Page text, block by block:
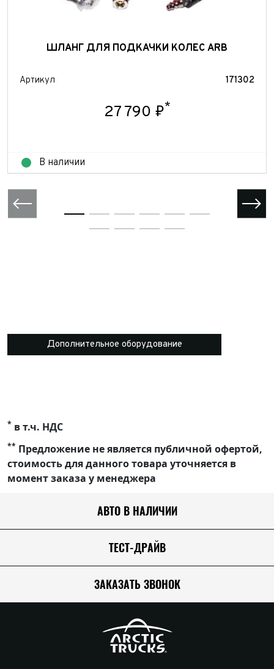
ШЛАНГ ДЛЯ ПОДКАЧКИ КОЛЕС ARB
Артикул 171302
27 790 ₽*
В наличии
Дополнительное оборудование
* в т.ч. НДС
** Предложение не является публичной офертой,
стоимость для данного товара уточняется в
момент заказа у менеджера
АВТО В НАЛИЧИИ
ТЕСТ-ДРАЙВ
ЗАКАЗАТЬ ЗВОНОК
персональных данных
Отправить
Принимаю условиясоглашенияоб обработке